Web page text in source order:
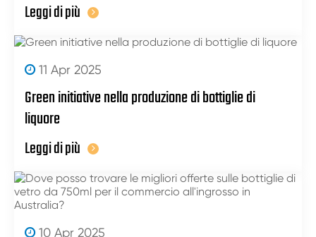
Leggi di più
11 Apr 2025
Green initiative nella produzione di bottiglie di
liquore
Leggi di più
10 Apr 2025